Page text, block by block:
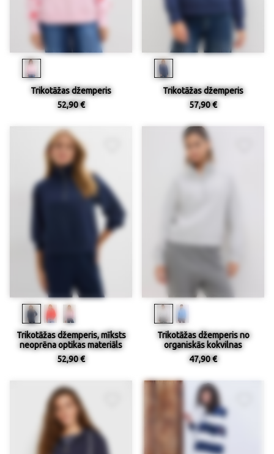
Trikotāžas džemperis
52,90 €
Trikotāžas džemperis
57,90 €
Trikotāžas džemperis, mīksts
neoprēna optikas materiāls
52,90 €
Trikotāžas džemperis no
organiskās kokvilnas
47,90 €